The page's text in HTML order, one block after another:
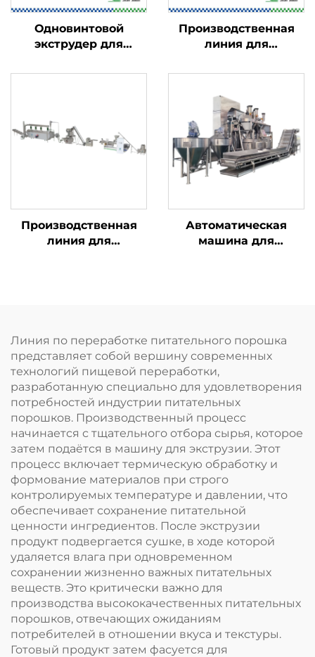
Одновинтовой
экструдер для
Производственная
линия для
и начинённых
Производственная
линия для
Автоматическая
машина для
Линия по переработке питательного порошка
представляет собой вершину современных
технологий пищевой переработки,
разработанную специально для удовлетворения
потребностей индустрии питательных
порошков. Производственный процесс
начинается с тщательного отбора сырья, которое
затем подаётся в машину для экструзии. Этот
процесс включает термическую обработку и
формование материалов при строго
контролируемых температуре и давлении, что
обеспечивает сохранение питательной
ценности ингредиентов. После экструзии
продукт подвергается сушке, в ходе которой
удаляется влага при одновременном
сохранении жизненно важных питательных
веществ. Это критически важно для
производства высококачественных питательных
порошков, отвечающих ожиданиям
потребителей в отношении вкуса и текстуры.
Готовый продукт затем фасуется для